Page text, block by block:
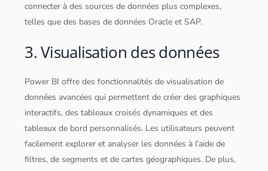
connecter à des sources dedonnées plus complexes,
telles que des bases dedonnées Oracle et SAP.
3. Visualisation des données
Power BI offre des fonctionnalités devisualisation de
données avancées qui permettent de créer des graphiques
interactifs, destableaux croisés dynamiques et des
tableaux de bord personnalisés. Les utilisateurs peuvent
facilement explorer et analyser lesdonnées à l’aide de
filtres, de segments et de cartes géographiques. De plus,